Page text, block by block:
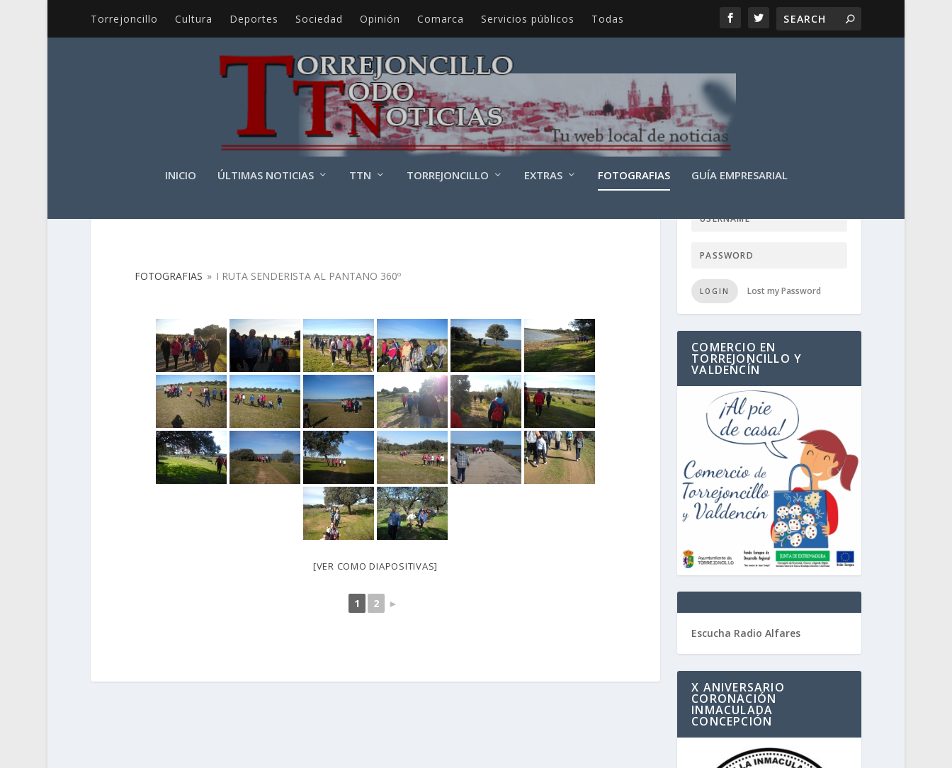
Torrejoncillo Cultura Deportes Sociedad Opinión Comarca Servicios públicos Todas
INICIO ÚLTIMAS NOTICIAS TTN TORREJONCILLO EXTRAS FOTOGRAFIAS GUÍA EMPRESARIAL
FOTOGRAFIAS » I RUTA SENDERISTA AL PANTANO 360º
[VER COMO DIAPOSITIVAS]
1 2 ►
LOGIN USER TTN
LOGIN Lost my Password
COMERCIO EN
TORREJONCILLO Y
VALDENCÍN
Escucha Radio Alfares
X ANIVERSARIO
CORONACIÓN
INMACULADA
CONCEPCIÓN